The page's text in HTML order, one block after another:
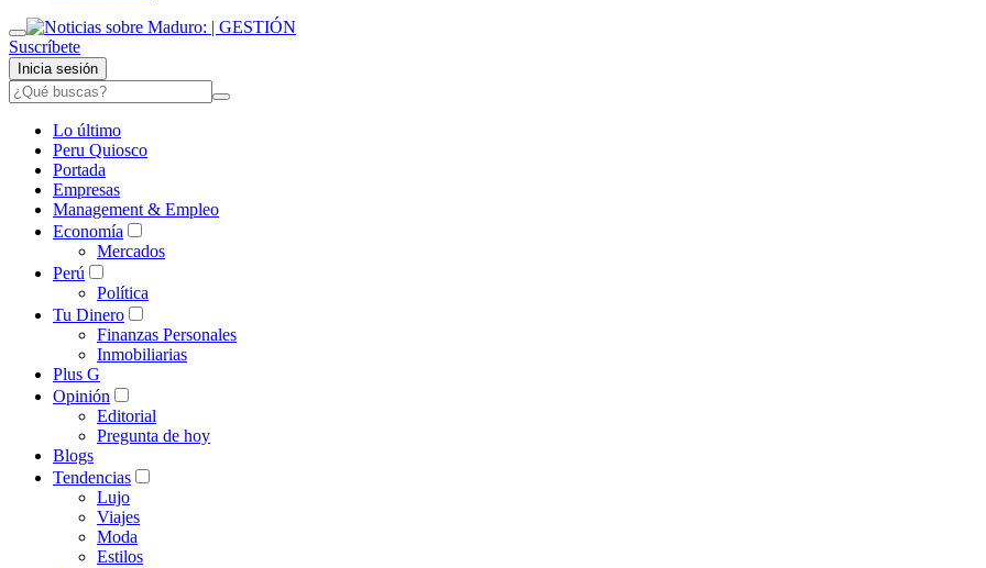
Suscríbete
Inicia sesión
Lo último
Peru Quiosco
Portada
Empresas
Management & Empleo
Economía
Mercados
Perú
Política
Tu Dinero
Finanzas Personales
Inmobiliarias
Plus G
Opinión
Editorial
Pregunta de hoy
Blogs
Tendencias
Lujo
Viajes
Moda
Estilos